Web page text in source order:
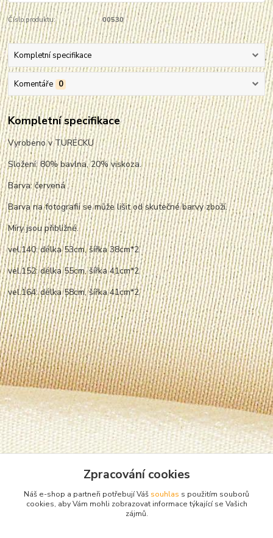
Číslo produktu: 00530
Kompletní specifikace
Komentáře 0
Kompletní specifikace
Vyrobeno v TURECKU
Složení: 80% bavlna, 20% viskoza.
Barva: červená
Barva na fotografii se může lišit od skutečné barvy zboží.
Míry jsou přibližné.
vel.140: délka 53cm, šířka 38cm*2
vel.152: délka 55cm, šířka 41cm*2
vel.164: délka 58cm, šířka 41cm*2
Zpracování cookies
Náš e-shop a partneři potřebují Váš souhlas s použitím souborů
cookies, aby Vám mohli zobrazovat informace týkající se Vašich
zájmů.